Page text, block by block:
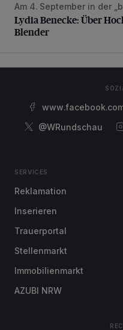
Lydia Benecke: Über
Am 4. September in der
Lydia Benecke: Über
Blender
@WRundschau
SERVICES
Reklamation
Inserieren
Trauerportal
Stellenmarkt
Immobilienmarkt
AZUBI NRW